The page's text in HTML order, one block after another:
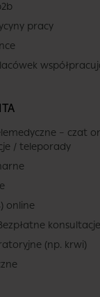
pracy
– czat
/ teleporady
online
(np. krwi)